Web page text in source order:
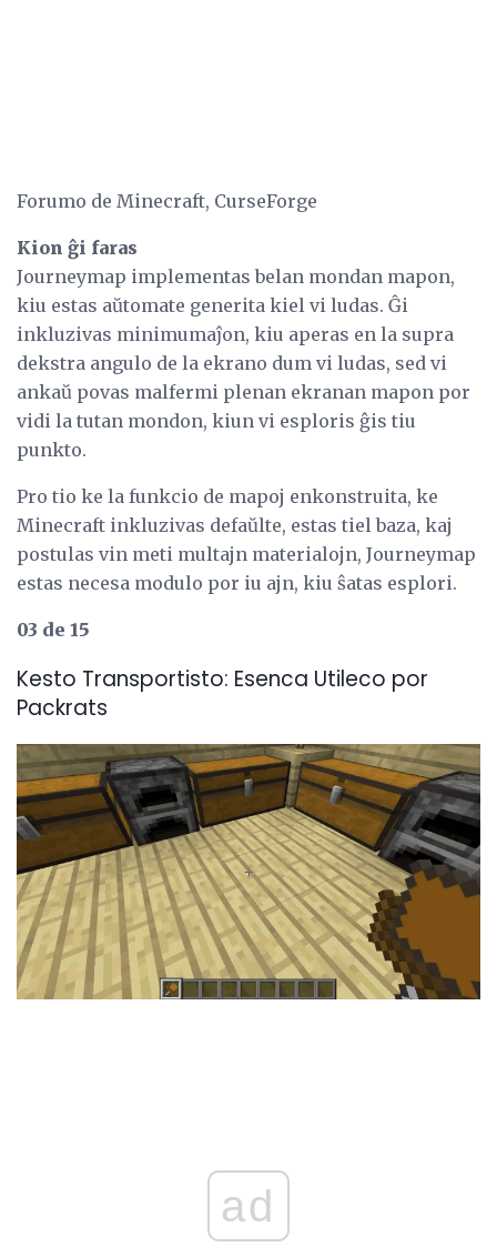
Forumo de Minecraft, CurseForge
Kion ĝi faras
Journeymap implementas belan mondan mapon,
kiu estas aŭtomate generita kiel vi ludas. Ĝi
inkluzivas minimumaĵon, kiu aperas en la supra
dekstra angulo de la ekrano dum vi ludas, sed vi
ankaŭ povas malfermi plenan ekranan mapon por
vidi la tutan mondon, kiun vi esploris ĝis tiu
punkto.
Pro tio ke la funkcio de mapoj enkonstruita, ke
Minecraft inkluzivas defaŭlte, estas tiel baza, kaj
postulas vin meti multajn materialojn, Journeymap
estas necesa modulo por iu ajn, kiu ŝatas esplori.
03 de 15
Kesto Transportisto: Esenca Utileco por
Packrats
ad